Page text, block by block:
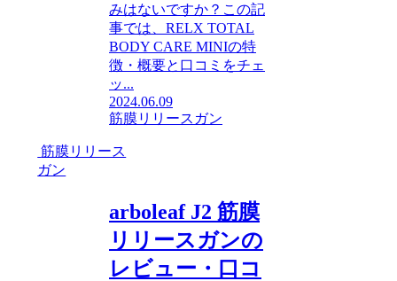
みはないですか？この記
事では、RELX TOTAL
BODY CARE MINIの特
徴・概要と口コミをチェ
ッ...
2024.06.09
筋膜リリースガン
筋膜リリース
ガン
arboleaf J2 筋膜
リリースガンの
レビュー・口コ